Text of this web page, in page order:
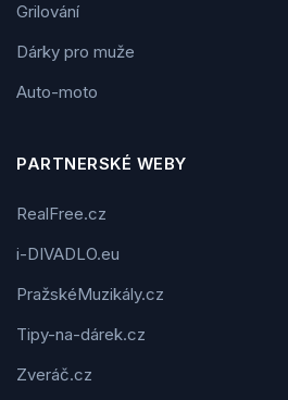
Grilování
Dárky pro muže
Auto-moto
PARTNERSKÉ WEBY
RealFree.cz
i-DIVADLO.eu
PražskéMuzikály.cz
Tipy-na-dárek.cz
Zveráč.cz